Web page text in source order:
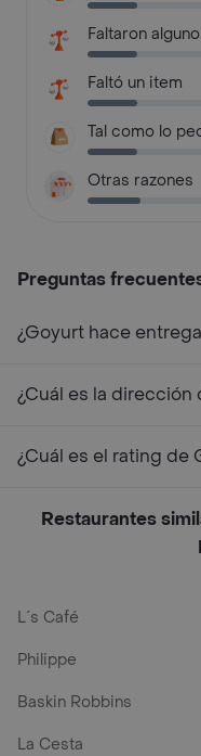
Faltaron
Faltó un item
Tal como lo
Otras razones
Preguntas
¿Goyurt hace
¿Cuál es la dirección
¿Cuál es el rating de
Restaurantes
L´s Café
Philippe
Baskin Robbins
La Cesta